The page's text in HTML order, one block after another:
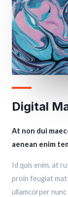
Digital
At non dui
aenean enim
Id quis enim, at
proin feugiat
ullamcorper